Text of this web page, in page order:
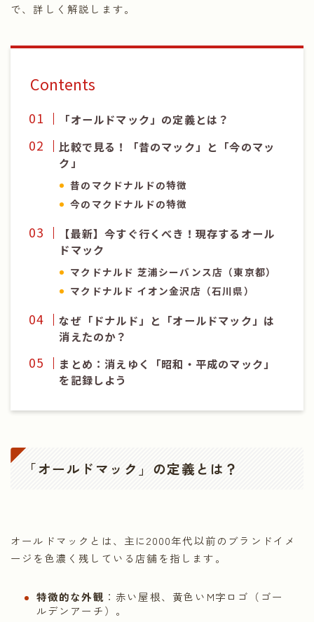
で、詳しく解説します。
Contents
「オールドマック」の定義とは？
比較で見る！「昔のマック」と「今のマッ
ク」
昔のマクドナルドの特徴
今のマクドナルドの特徴
【最新】今すぐ行くべき！現存するオール
ドマック
マクドナルド 芝浦シーバンス店（東京都）
マクドナルド イオン金沢店（石川県）
なぜ「ドナルド」と「オールドマック」は
消えたのか？
まとめ：消えゆく「昭和・平成のマック」
を記録しよう
「オールドマック」の定義とは？
オールドマックとは、主に2000年代以前のブランドイメ
ージを色濃く残している店舗を指します。
特徴的な外観 ：赤い屋根、黄色いM字ロゴ（ゴー
ルデンアーチ）。